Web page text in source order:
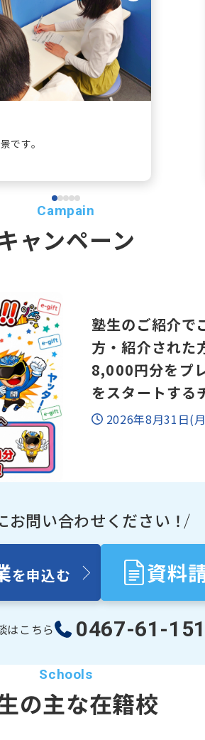
です。
ャンペーン
塾生のご紹介で
方・紹介された
8,000円分をプ
をスタートする
2026年8月31日(
お問い合わせください！
を申込む 資料
はこちら 0467-61-
の主な在籍校